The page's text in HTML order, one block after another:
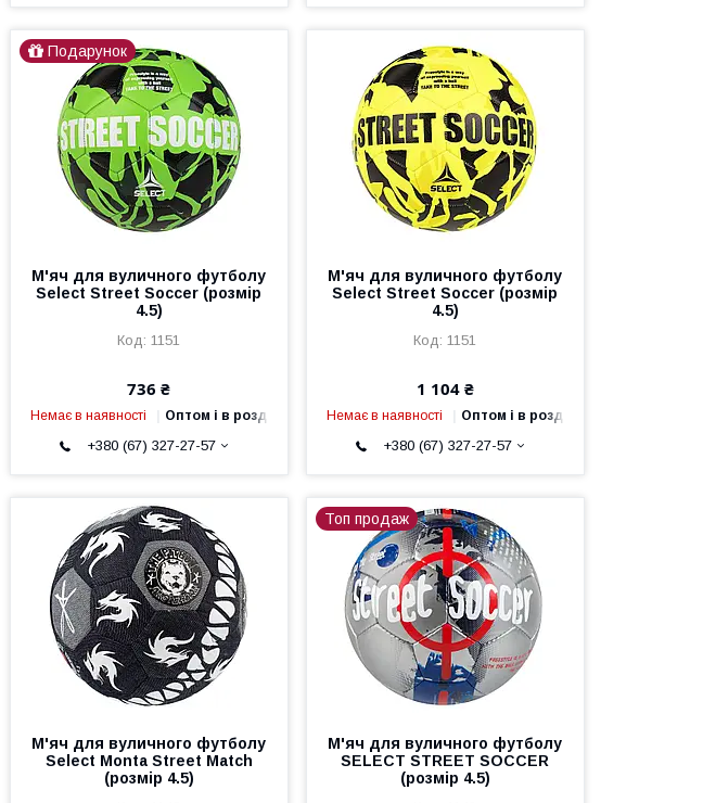
Подарунок
М'яч для вуличного футболу
Select Street Soccer (розмір
4.5)
1151
736 ₴
Немає в наявності Оптом і в роздріб
+380 (67) 327-27-57
М'яч для вуличного футболу
Select Street Soccer (розмір
4.5)
1151
1 104 ₴
Немає в наявності Оптом і в роздріб
+380 (67) 327-27-57
М'яч для вуличного футболу
Select Monta Street Match
(розмір 4.5)
Топ продаж
М'яч для вуличного футболу
SELECT STREET SOCCER
(розмір 4.5)